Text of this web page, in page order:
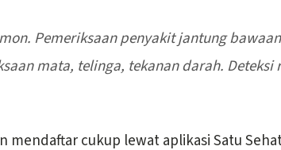
mata, telinga, tekanan darah. Deteksi
mendaftar cukup lewat aplikasi Satu